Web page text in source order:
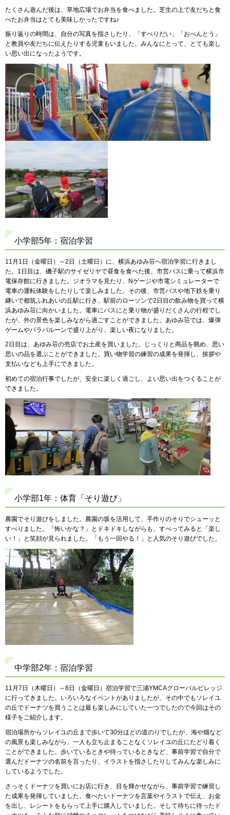
たくさん遊んだ後は、草地広場でお弁当を食べました。芝生の上で友だちと食
べたお弁当はとても美味しかったですね♪
振り返りの時間は、自分の写真を指さしたり、「すべりだい」「おべんとう」
と教員や友だちに伝えたりする児童もいました。みんなにとって、とても楽し
い思い出になったようです。
小学部5年：宿泊学習
11月1日（金曜日）～2日（土曜日）に、横浜あゆみ荘へ宿泊学習に行きまし
た。1日目は、磯子駅のサイゼリヤで昼食を食べた後、市営バスに乗って横浜市
電保存館に行きました。ジオラマを見たり、Nゲージや市電シミュレーターで
電車の運転体験をしたりして楽しみました。その後、市営バスや地下鉄を乗り
継いで都筑ふれあいの丘駅に行き、駅前のローソンで2日目の飲み物を買って横
浜あゆみ荘に向かいました。電車にバスにと乗り物が盛りだくさんの行程でし
たが、外の景色を楽しみながら過ごすことができました。あゆみ荘では、爆弾
ゲームやパラバルーンで盛り上がり、楽しい夜になりました。
2日目は、あゆみ荘の売店でお土産を買いました。じっくりと商品を眺め、思い
思いの品を選ぶことができました。買い物学習の練習の成果を発揮し、挨拶や
支払いなども上手にできました。
初めての宿泊行事でしたが、安全に楽しく過ごし、よい思い出をつくることが
できました。
小学部1年：体育「そり遊び」
農園でそり遊びをしました。農園の坂を活用して、手作りのそりでシューッと
すべりました。「怖いかな？」とドキドキしながらも、すべってみると「楽し
い！」と笑顔が見られました。「もう一回やる！」と人気のそり遊びでした。
中学部2年：宿泊学習
11月7日（木曜日）～8日（金曜日）宿泊学習で三浦YMCAグローバルビレッジ
に行ってきました。いろいろなイベントがありましたが、その中でもソレイユ
の丘でドーナツを買うことは最も楽しみにしていた一つでしたので今回はその
様子をご紹介します。
宿泊場所からソレイユの丘まで歩いて30分ほどの道のりでしたが、海や畑など
の風景も楽しみながら、一人も立ち止まることなくソレイユの丘にたどり着く
ことができました。歩いているときや待っているときなど、事前学習で自分で
選んだドーナツの名前を言ったり、イラストを指さしたりしてみんな楽しみに
しているようでした。
さっそくドーナツを買いにお店に行き、目を輝かせながら、事前学習で練習し
た成果を発揮していました。食べたいドーナツを言葉やイラストで伝え、お金
を出し、レシートをもらって上手に購入していました。そして待ちに待ったド